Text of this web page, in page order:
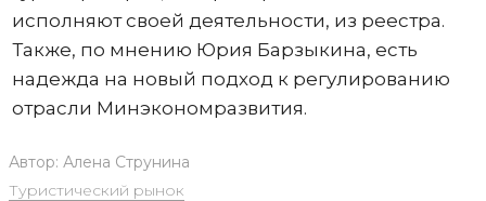
исполняют своей деятельности, из реестра.
Также, по мнению Юрия Барзыкина, есть
надежда на новый подход к регулированию
отрасли Минэкономразвития.
Автор: Алена Струнина
Туристический рынок